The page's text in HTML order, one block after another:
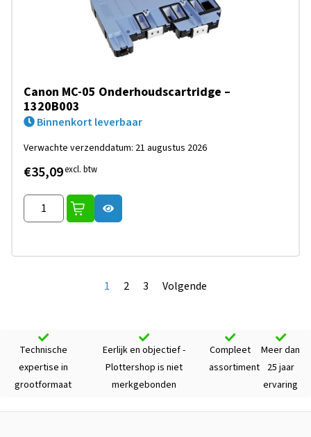
Canon MC-05 Onderhoudscartridge –
1320B003
Binnenkort leverbaar
Verwachte verzenddatum: 21 augustus 2026
€35,09excl. btw
1 2 3 Volgende
Technische
expertise in
grootformaat
Eerlijk en objectief -
Plottershop is niet
merkgebonden
Compleet
assortiment
Meer dan
25 jaar
ervaring